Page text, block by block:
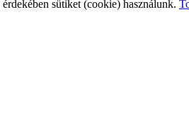
sütiket (cookie) használunk.